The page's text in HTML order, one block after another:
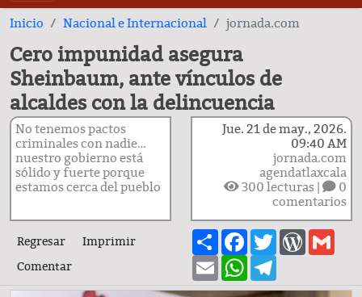
Inicio Nacional e Internacional jornada.com
Cero impunidad asegura
Sheinbaum, ante vínculos de
alcaldes con la delincuencia
No tenemos pactos
criminales con nadie…
nuestro gobierno está
sólido y fuerte porque
estamos cerca del pueblo
Jue. 21 de may., 2026.
09:40 AM
jornada.com
agendatlaxcala
300 lecturas |
0
comentarios
Regresar
Imprimir
Comentar
ShareFacebook
Twitter
EmailWhatsApp